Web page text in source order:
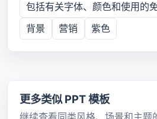
包括有关字体、颜色和使用的
背景
营销 紫色
更多类似 PPT 模板